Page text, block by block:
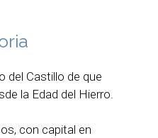
del Castillo de que
la Edad del Hierro.
con capital en